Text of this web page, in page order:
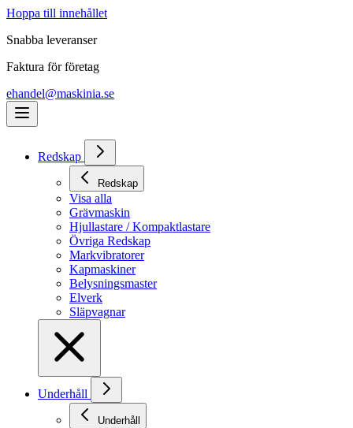
Hoppa till innehållet
Snabba leveranser
Faktura för företag
ehandel@maskinia.se
Redskap
Redskap
Visa alla
Grävmaskin
Hjullastare / Kompaktlastare
Övriga Redskap
Markvibratorer
Kapmaskiner
Belysningsmaster
Elverk
Släpvagnar
Underhåll
Underhåll